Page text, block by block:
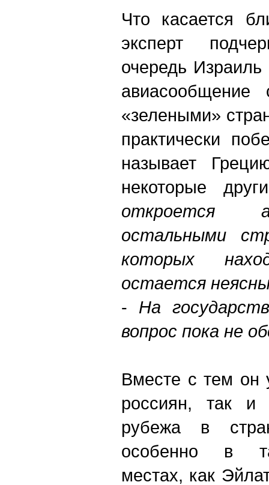
Что касается
эксперт
очередь Израиль
«зелеными»
практически
называет
некоторые
откроется
остальными
которых
остается
- На
вопрос пока не
Вместе с тем он
россиян, так и
рубежа в
особенно в
местах, как